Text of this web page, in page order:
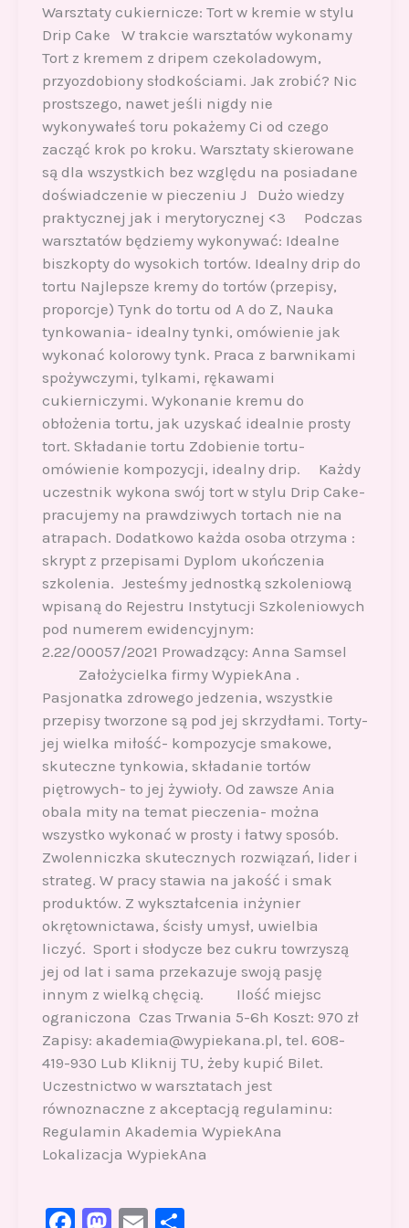
Warsztaty cukiernicze: Tort w kremie w stylu
Drip Cake W trakcie warsztatów wykonamy
Tort z kremem z dripem czekoladowym,
przyozdobiony słodkościami. Jak zrobić? Nic
prostszego, nawet jeśli nigdy nie
wykonywałeś toru pokażemy Ci od czego
zacząć krok po kroku. Warsztaty skierowane
są dla wszystkich bez względu na posiadane
doświadczenie w pieczeniu J Dużo wiedzy
praktycznej jak i merytorycznej <3 Podczas
warsztatów będziemy wykonywać: Idealne
biszkopty do wysokich tortów. Idealny drip do
tortu Najlepsze kremy do tortów (przepisy,
proporcje) Tynk do tortu od A do Z, Nauka
tynkowania- idealny tynki, omówienie jak
wykonać kolorowy tynk. Praca z barwnikami
spożywczymi, tylkami, rękawami
cukierniczymi. Wykonanie kremu do
obłożenia tortu, jak uzyskać idealnie prosty
tort. Składanie tortu Zdobienie tortu-
omówienie kompozycji, idealny drip. Każdy
uczestnik wykona swój tort w stylu Drip Cake-
pracujemy na prawdziwych tortach nie na
atrapach. Dodatkowo każda osoba otrzyma :
skrypt z przepisami Dyplom ukończenia
szkolenia. Jesteśmy jednostką szkoleniową
wpisaną do Rejestru Instytucji Szkoleniowych
pod numerem ewidencyjnym:
2.22/00057/2021 Prowadzący: Anna Samsel
Założycielka firmy WypiekAna .
Pasjonatka zdrowego jedzenia, wszystkie
przepisy tworzone są pod jej skrzydłami. Torty-
jej wielka miłość- kompozycje smakowe,
skuteczne tynkowia, składanie tortów
piętrowych- to jej żywioły. Od zawsze Ania
obala mity na temat pieczenia- można
wszystko wykonać w prosty i łatwy sposób.
Zwolenniczka skutecznych rozwiązań, lider i
strateg. W pracy stawia na jakość i smak
produktów. Z wykształcenia inżynier
okrętownictawa, ścisły umysł, uwielbia
liczyć. Sport i słodycze bez cukru towrzyszą
jej od lat i sama przekazuje swoją pasję
innym z wielką chęcią. Ilość miejsc
ograniczona Czas Trwania 5-6h Koszt: 970 zł
Zapisy: akademia@wypiekana.pl, tel. 608-
419-930 Lub Kliknij TU, żeby kupić Bilet.
Uczestnictwo w warsztatach jest
równoznaczne z akceptacją regulaminu:
Regulamin Akademia WypiekAna
Lokalizacja WypiekAna